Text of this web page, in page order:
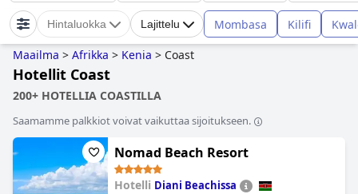
Hintaluokka Lajittelu Mombasa Kilifi
Maailma > Afrikka > Kenia > Coast
Hotellit Coast
200+ HOTELLIA COASTILLA
Saamamme palkkiot voivat vaikuttaa sijoitukseen.
Nomad Beach Resort
Hotelli Diani Beachissa